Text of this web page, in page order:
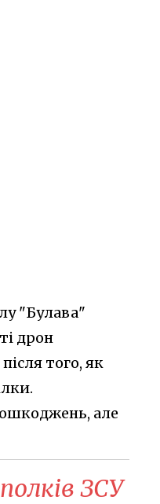
"Булава"
дрон
того, як
але
ЗСУ